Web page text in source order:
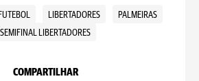
FUTEBOL LIBERTADORES
PALMEIRAS
SEMIFINAL LIBERTADORES
COMPARTILHAR